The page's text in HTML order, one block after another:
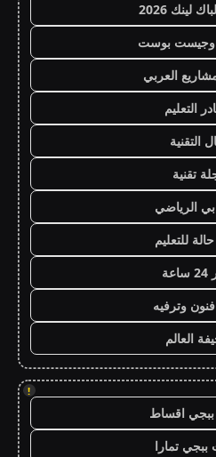
لينك 2026
وجيست بوست
العربي
التعليم
التقنية
تقنية
الرياضي
للتعليم
وترفيه
العالم
!
اقساط
تمارا